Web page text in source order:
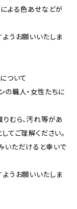
よる色あせなどが
うお願いいたしま
ついて
の職人・女性たちに
むら、汚れ等があ
てご理解ください。
いただけると幸いで
うお願いいたしま